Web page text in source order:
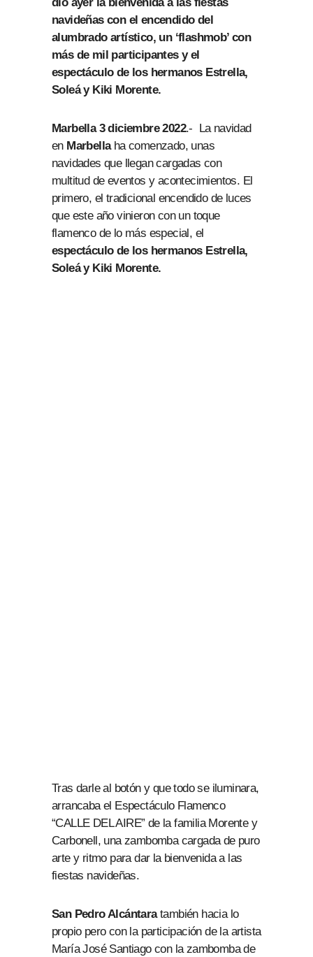
dio ayer la bienvenida a las fiestas
navideñas con el encendido del
alumbrado artístico, un ‘flashmob’ con
más de mil participantes y el
espectáculo de los hermanos Estrella,
Soleá y Kiki Morente.
Marbella 3 diciembre 2022.- La navidad
en Marbellaha comenzado, unas
navidades que llegan cargadas con
multitud de eventos y acontecimientos. El
primero, el tradicional encendido de luces
que este año vinieron con un toque
flamenco de lo más especial, el
espectáculo de los hermanos Estrella,
Soleá y Kiki Morente.
Tras darle al botón y que todo se iluminara,
arrancaba el Espectáculo Flamenco
“CALLE DEL AIRE” de la familia Morente y
Carbonell, una zambomba cargada de puro
arte y ritmo para dar la bienvenida a las
fiestas navideñas.
San Pedro Alcántaratambién hacia lo
propio pero con la participación de la artista
María José Santiago con la zambomba de